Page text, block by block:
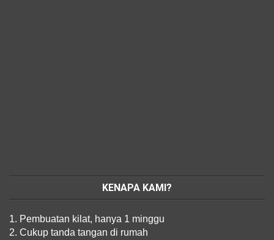
KENAPA KAMI?
1. Pembuatan kilat, hanya 1 minggu
2. Cukup tanda tangan di rumah